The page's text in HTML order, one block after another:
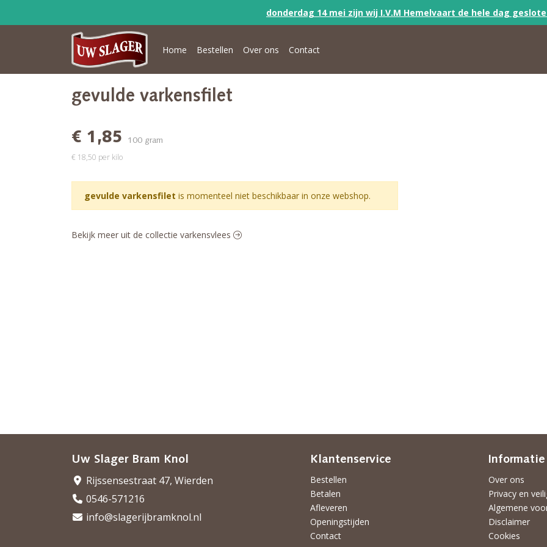
donderdag 14 mei zijn wij I.V.M Hemelvaart de hele dag
Home Bestellen Over ons Contact
gevulde varkensfilet
€ 1,85 100 gram
€ 18,50 per kilo
gevulde varkensfilet is momenteel niet beschikbaar in onze webshop.
Bekijk meer uit de collectie varkensvlees
Uw Slager Bram Knol
Rijssensestraat 47, Wierden
0546-571216
info@slagerijbramknol.nl
Klantenservice
Bestellen
Betalen
Afleveren
Openingstijden
Contact
Informatie
Over ons
Privacy en
Algemene
Disclaimer
Cookies